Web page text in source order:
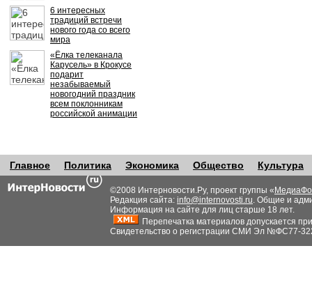
6 интересных
традиций встречи
нового года со всего
мира
«Ёлка телеканала
Карусель» в Крокусе
подарит
незабываемый
новогодний праздник
всем поклонникам
российской анимации
Главное Политика Экономика Общество Культура
©2008 Интерновости.Ру, проект группы «
Редакция сайта: info@internovosti.ru. Общие и
Информация на сайте для лиц старше 18 лет.
Перепечатка материалов допускается
Свидетельство о регистрации СМИ Эл №ФС77-